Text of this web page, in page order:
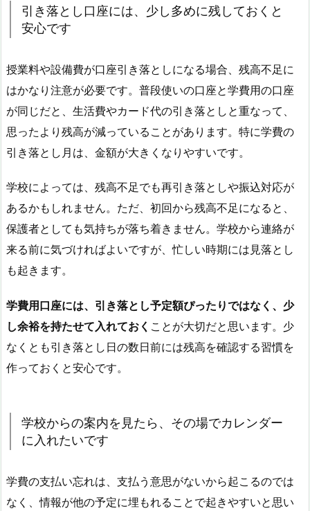
引き落とし口座には、少し多めに残しておくと
安心です
授業料や設備費が口座引き落としになる場合、残高不足に
はかなり注意が必要です。普段使いの口座と学費用の口座
が同じだと、生活費やカード代の引き落としと重なって、
思ったより残高が減っていることがあります。特に学費の
引き落とし月は、金額が大きくなりやすいです。
学校によっては、残高不足でも再引き落としや振込対応が
あるかもしれません。ただ、初回から残高不足になると、
保護者としても気持ちが落ち着きません。学校から連絡が
来る前に気づければよいですが、忙しい時期には見落とし
も起きます。
学費用口座には、引き落とし予定額ぴったりではなく、少
し余裕を持たせて入れておく ことが大切だと思います。少
なくとも引き落とし日の数日前には残高を確認する習慣を
作っておくと安心です。
学校からの案内を見たら、その場でカレンダー
に入れたいです
学費の支払い忘れは、支払う意思がないから起こるのでは
なく、情報が他の予定に埋もれることで起きやすいと思い